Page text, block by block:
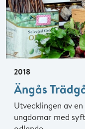
2018
Ängås
Utvecklingen av
ungdomar med